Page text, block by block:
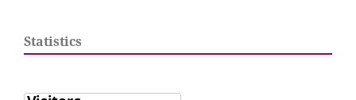
Statistics